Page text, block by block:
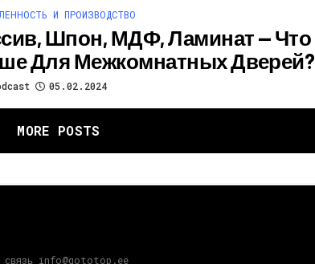
И ПРОИЗВОДСТВО
Шпон, МДФ, Ламинат — Что
Для Межкомнатных Дверей?
05.02.2024
MORE POSTS
связь info@gototop.ee